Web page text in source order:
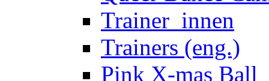
Pink X-mas Ball
Queer Dance
Programm/